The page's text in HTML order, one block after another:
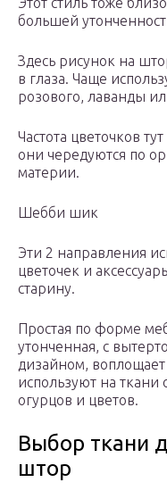
большей
Здесь рисунок на
в глаза. Чаще
розового, лаванды
Частота цветочков
они чередуются по
материи.
Шебби шик
Эти 2 направления
цветочек и
старину.
Простая по форме
утонченная, с
дизайном,
используют на
огурцов и цветов.
Выбор ткани
штор